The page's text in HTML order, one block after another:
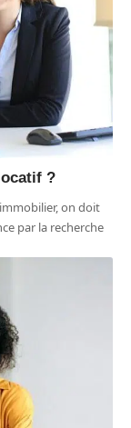
?
on doit
par la recherche